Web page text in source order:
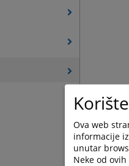
Ova web
informacije
unutar
Neke od